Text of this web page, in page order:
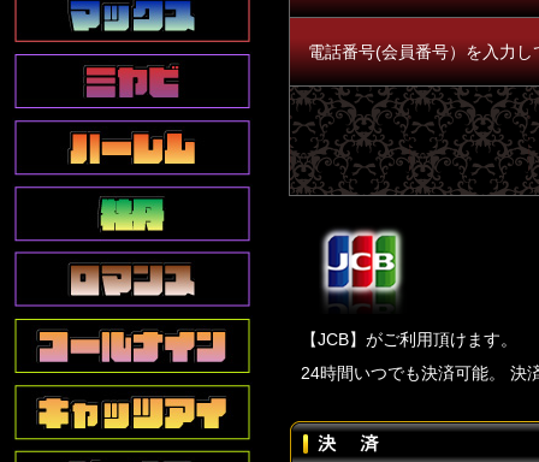
電話番号(会員番号）を入力し
【JCB】がご利用頂けます。
24時間いつでも決済可能。 決